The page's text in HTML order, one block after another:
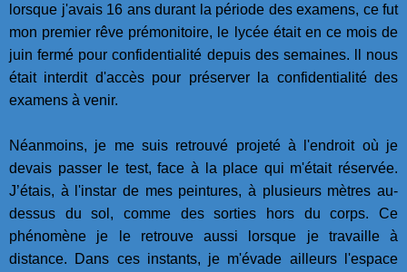
lorsque j'avais 16 ans durant la période des examens, ce fut
mon premier rêve prémonitoire, le lycée était en ce mois de
juin fermé pour confidentialité depuis des semaines. ll nous
était interdit d'accès pour préserver la confidentialité des
examens à venir.
Néanmoins, je me suis retrouvé projeté à l'endroit où je
devais passer le test, face à la place qui m'était réservée.
J’étais, à l'instar de mes peintures, à plusieurs mètres au-
dessus du sol, comme des sorties hors du corps. Ce
phénomène je le retrouve aussi lorsque je travaille à
distance. Dans ces instants, je m'évade ailleurs l'espace